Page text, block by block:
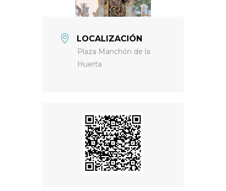
LOCALIZACIÓN
Plaza Manchón de la
Huerta